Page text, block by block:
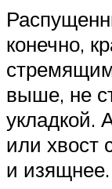
конечно,
выше, не
укладкой.
или хвост
и